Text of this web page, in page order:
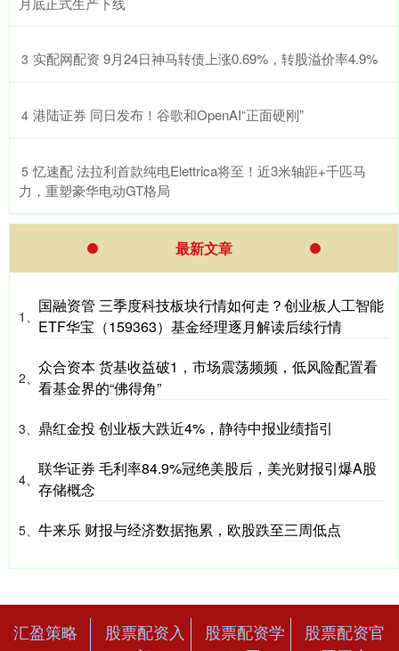
3 ​实配网配资 9月24日神马转债上涨0.69%，转股溢价率4.9%
4 ​港陆证券 同日发布！谷歌和OpenAI“正面硬刚”
5 ​忆速配 法拉利首款纯电Elettrica将至！近3米轴距+千匹马
力，重塑豪华电动GT格局
最新文章
1、
国融资管 三季度科技板块行情如何走？创业板人工智能
ETF华宝（159363）基金经理逐月解读后续行情
2、
众合资本 货基收益破1，市场震荡频频，低风险配置看
看基金界的“佛得角”
3、 鼎红金投 创业板大跌近4%，静待中报业绩指引
4、
联华证券 毛利率84.9%冠绝美股后，美光财报引爆A股
存储概念
5、 牛来乐 财报与经济数据拖累，欧股跌至三周低点
汇盈策略
股票配资入
股票配资学
股票配资官